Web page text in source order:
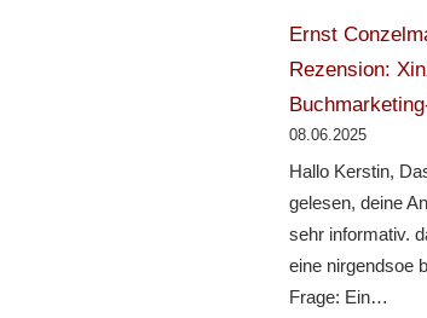
Ernst
Rezension:
08.06.2025
Hallo Kerstin,
gelesen, deine
sehr informativ.
eine nirgendsoe
Frage: Ein…